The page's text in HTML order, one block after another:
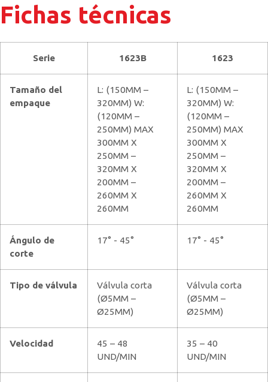
Fichas técnicas
Serie 1623B 1623
Tamaño del
empaque
L: (150MM –
320MM) W:
(120MM –
250MM) MAX
300MM X
250MM –
320MM X
200MM –
260MM X
260MM
L: (150MM –
320MM) W:
(120MM –
250MM) MAX
300MM X
250MM –
320MM X
200MM –
260MM X
260MM
Ángulo de
corte
17° - 45° 17° - 45°
Tipo de válvula
Válvula corta
(Ø5MM –
Ø25MM)
Válvula corta
(Ø5MM –
Ø25MM)
Velocidad
45 – 48
UND/MIN
35 – 40
UND/MIN